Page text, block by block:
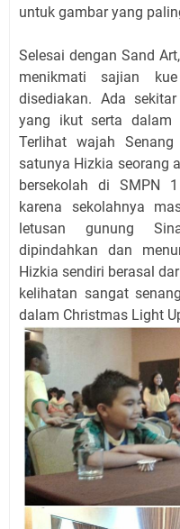
untuk gambar yang
Selesai dengan Sand
menikmati sajian
disediakan. Ada
yang ikut serta dalam
Terlihat wajah
satunya Hizkia seorang
bersekolah di SMPN
karena sekolahnya
letusan gunung
dipindahkan dan
Hizkia sendiri berasal
kelihatan sangat
dalam Christmas Light